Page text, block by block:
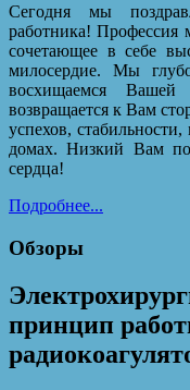
Сегодня мы
работника! Профессия
сочетающее в себе
милосердие. Мы
восхищаемся
возвращается к Вам
успехов,
домах. Низкий Вам
сердца!
Подробнее...
Обзоры
принцип